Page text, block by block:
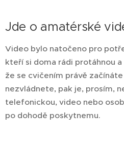
Jde o amatérské
Video bylo natočeno pro
kteří si doma rádi protáhnou
že se cvičením právě
nezvládnete, pak je, prosím,
telefonickou, video nebo
po dohodě poskytnemu.